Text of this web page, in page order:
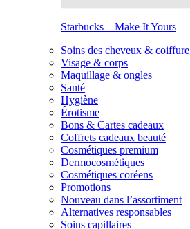
Starbucks – Make It Yours
Soins des cheveux & coiffure
Visage & corps
Maquillage & ongles
Santé
Hygiène
Érotisme
Bons & Cartes cadeaux
Coffrets cadeaux beauté
Cosmétiques premium
Dermocosmétiques
Cosmétiques coréens
Promotions
Nouveau dans l’assortiment
Alternatives responsables
Soins capillaires